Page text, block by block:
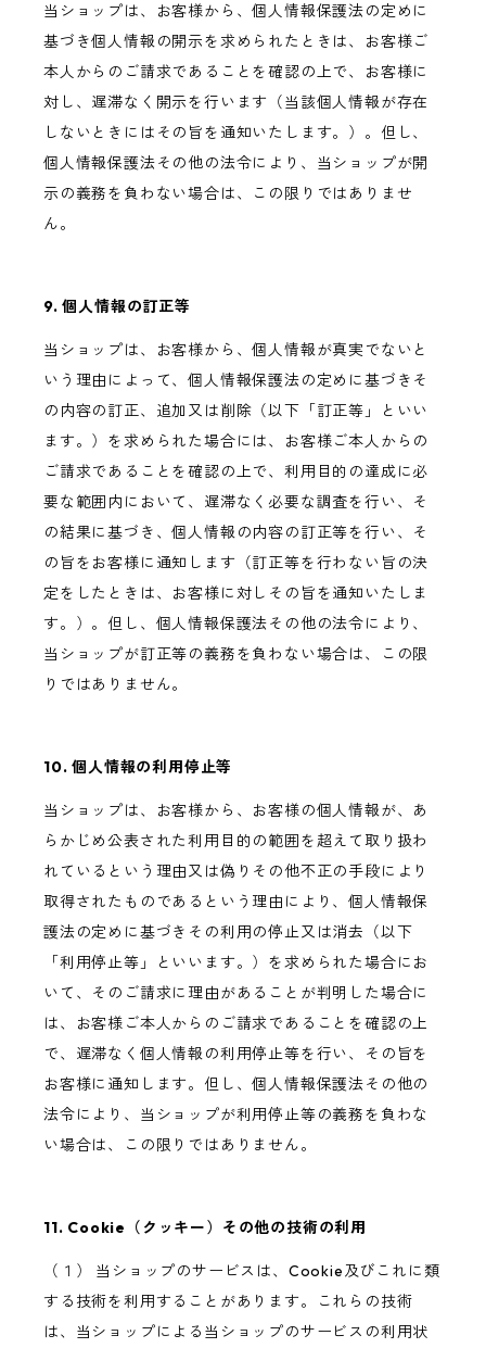
当ショップは、お客様から、個人情報保護法の定めに
基づき個人情報の開示を求められたときは、お客様ご
本人からのご請求であることを確認の上で、お客様に
対し、遅滞なく開示を行います（当該個人情報が存在
しないときにはその旨を通知いたします。）。但し、
個人情報保護法その他の法令により、当ショップが開
示の義務を負わない場合は、この限りではありませ
ん。
9. 個人情報の訂正等
当ショップは、お客様から、個人情報が真実でないと
いう理由によって、個人情報保護法の定めに基づきそ
の内容の訂正、追加又は削除（以下「訂正等」といい
ます。）を求められた場合には、お客様ご本人からの
ご請求であることを確認の上で、利用目的の達成に必
要な範囲内において、遅滞なく必要な調査を行い、そ
の結果に基づき、個人情報の内容の訂正等を行い、そ
の旨をお客様に通知します（訂正等を行わない旨の決
定をしたときは、お客様に対しその旨を通知いたしま
す。）。但し、個人情報保護法その他の法令により、
当ショップが訂正等の義務を負わない場合は、この限
りではありません。
10. 個人情報の利用停止等
当ショップは、お客様から、お客様の個人情報が、あ
らかじめ公表された利用目的の範囲を超えて取り扱わ
れているという理由又は偽りその他不正の手段により
取得されたものであるという理由により、個人情報保
護法の定めに基づきその利用の停止又は消去（以下
「利用停止等」といいます。）を求められた場合にお
いて、そのご請求に理由があることが判明した場合に
は、お客様ご本人からのご請求であることを確認の上
で、遅滞なく個人情報の利用停止等を行い、その旨を
お客様に通知します。但し、個人情報保護法その他の
法令により、当ショップが利用停止等の義務を負わな
い場合は、この限りではありません。
11. Cookie（クッキー）その他の技術の利用
（１） 当ショップのサービスは、Cookie及びこれに類
する技術を利用することがあります。これらの技術
は、当ショップによる当ショップのサービスの利用状